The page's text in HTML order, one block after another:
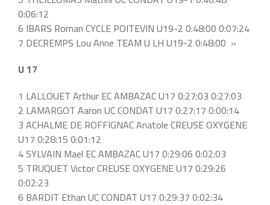
0:06:12
6 IBARS Roman CYCLE POITEVIN U19-2 0:48:00 0:07:24
7 DECREMPS Lou Anne TEAM U LH U19-2 0:48:00 »
U 17
1 LALLOUET Arthur EC AMBAZAC U17 0:27:03 0:27:03
2 LAMARGOT Aaron UC CONDAT U17 0:27:17 0:00:14
3 ACHALME DE ROFFIGNAC Anatole CREUSE OXYGENE
U17 0:28:15 0:01:12
4 SYLVAIN Mael EC AMBAZAC U17 0:29:06 0:02:03
5 TRUQUET Victor CREUSE OXYGENE U17 0:29:26
0:02:23
6 BARDIT Ethan UC CONDAT U17 0:29:37 0:02:34